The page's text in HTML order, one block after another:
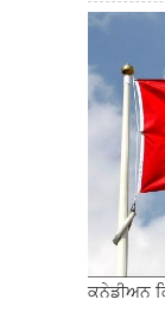
ਕਨੇਡੀਅਨ